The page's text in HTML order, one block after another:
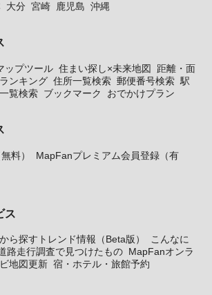
大分 宮崎 鹿児島 沖縄
ップツール 住まい探し×未来地図
距離・面
ンキング 住所一覧検索 郵便番号検索 駅
覧検索 ブックマーク おでかけプラン
料）
MapFanプレミアム会員登録（有
ス
ら探すトレンド情報（Beta版）
こんなに
路走行調査で見つけたもの MapFanオンラ
地図更新 宿・ホテル・旅館予約